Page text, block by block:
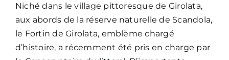
Niché dans le village pittoresque de Girolata,
aux abords de la réserve naturelle de Scandola,
le Fortin de Girolata, emblème chargé
d’histoire, a récemment été pris en charge par